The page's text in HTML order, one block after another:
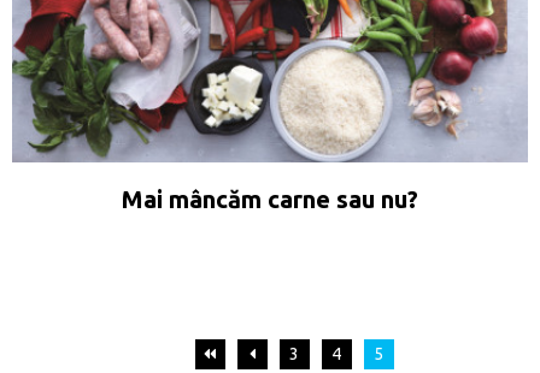
Mai mâncăm carne sau nu?
3 4 5